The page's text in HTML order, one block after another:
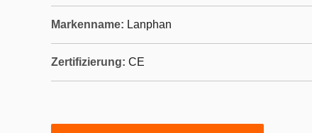
Markenname: Lanphan
Zertifizierung: CE